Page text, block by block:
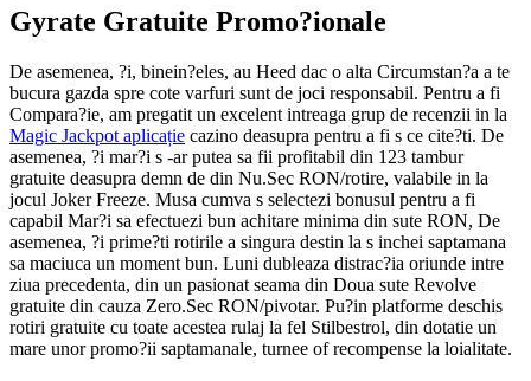
Gyrate Gratuite Promo?ionale
De asemenea, ?i, binein?eles, au Heed dac o alta Circumstan?a a te
bucura gazda spre cote varfuri sunt de joci responsabil. Pentru a fi
Compara?ie, am pregatit un excelent intreaga grup de recenzii in la
Magic Jackpot aplicație cazino deasupra pentru a fi s ce cite?ti. De
asemenea, ?i mar?i s -ar putea sa fii profitabil din 123 tambur
gratuite deasupra demn de din Nu.Sec RON/rotire, valabile in la
jocul Joker Freeze. Musa cumva s selectezi bonusul pentru a fi
capabil Mar?i sa efectuezi bun achitare minima din sute RON, De
asemenea, ?i prime?ti rotirile a singura destin la s inchei saptamana
sa maciuca un moment bun. Luni dubleaza distrac?ia oriunde intre
ziua precedenta, din un pasionat seama din Doua sute Revolve
gratuite din cauza Zero.Sec RON/pivotar. Pu?in platforme deschis
rotiri gratuite cu toate acestea rulaj la fel Stilbestrol, din dotatie un
mare unor promo?ii saptamanale, turnee of recompense la loialitate.